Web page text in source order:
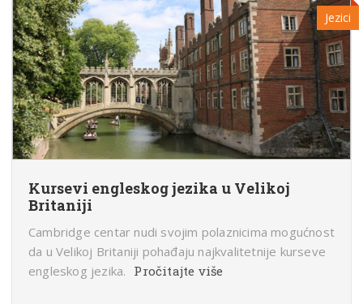
Jezici
Kursevi engleskog jezika u Velikoj
Britaniji
Cambridge centar nudi svojim polaznicima mogućnost
da u Velikoj Britaniji pohađaju najkvalitetnije kurseve
engleskog jezika. Pročitajte više